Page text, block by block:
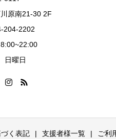
原南21-30 2F
2202
日曜日
く表記 支援者様一覧 ご利